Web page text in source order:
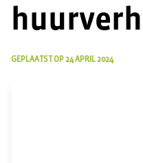
GEPLAATST OP24 APRIL 2024